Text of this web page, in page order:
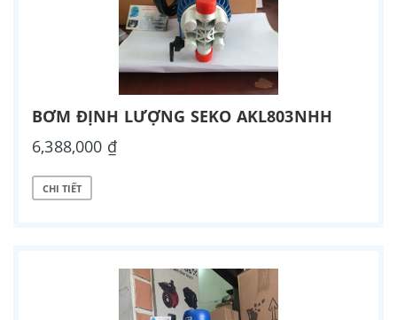
BƠM ĐỊNH LƯỢNG SEKO AKL803NHH
6,388,000 ₫
CHI TIẾT